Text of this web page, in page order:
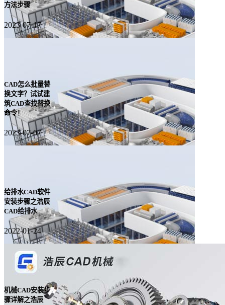
方法步骤
2023-07-17
CAD怎么批量替
换文字？试试建
筑CAD查找替换
命令！
2023-07-07
给排水CAD软件
安装步骤之浩辰
CAD给排水
2022-01-24
机械CAD安装步
骤详解之浩辰